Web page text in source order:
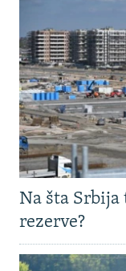
Na šta
rezerve?